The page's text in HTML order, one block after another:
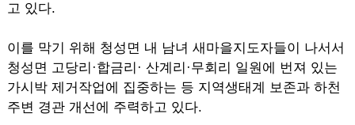
고 있다.
이를 막기 위해 청성면 내 남녀 새마을지도자들이 나서서
청성면 고당리·합금리· 산계리·무회리 일원에 번져 있는
가시박 제거작업에 집중하는 등 지역생태계 보존과 하천
주변 경관 개선에 주력하고 있다.